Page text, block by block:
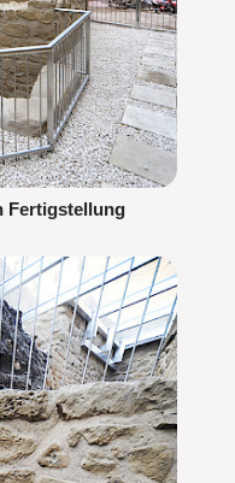
Fertigstellung